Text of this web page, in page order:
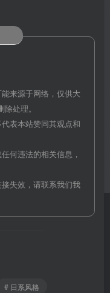
来源于网络，仅供大
处理。
表本站赞同其观点和
何违法的相关信息，
失效，请联系我们我
# 日系风格